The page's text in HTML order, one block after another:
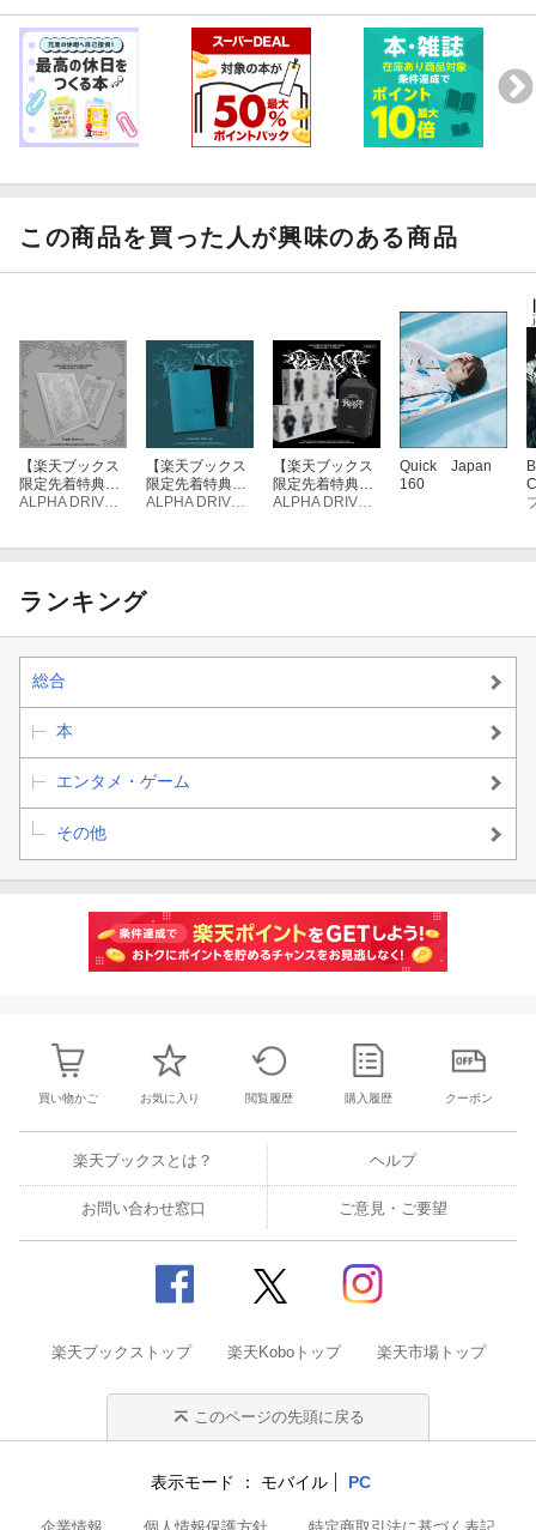
この商品を買った人が興味のある商品
【楽天ブックス
限定先着特典
+先着特典】2N
st ver.)(ランダム
フォトカード(全
アルナンバー))
【楽天ブックス
限定先着特典
+先着特典】2N
est ver.)(ランダ
(シリアルナンバ
【楽天ブックス
限定先着特典
+先着特典】2N
ルナンバー))
Quick Japan
160
ランキング
総合
本
エンタメ・ゲーム
その他
買い物かご お気に入り 閲覧履歴 購入履歴 クーポン
楽天ブックスとは？ ヘルプ
お問い合わせ窓口 ご意見・ご要望
楽天ブックストップ 楽天Koboトップ 楽天市場トップ
このページの先頭に戻る
表示モード モバイル PC